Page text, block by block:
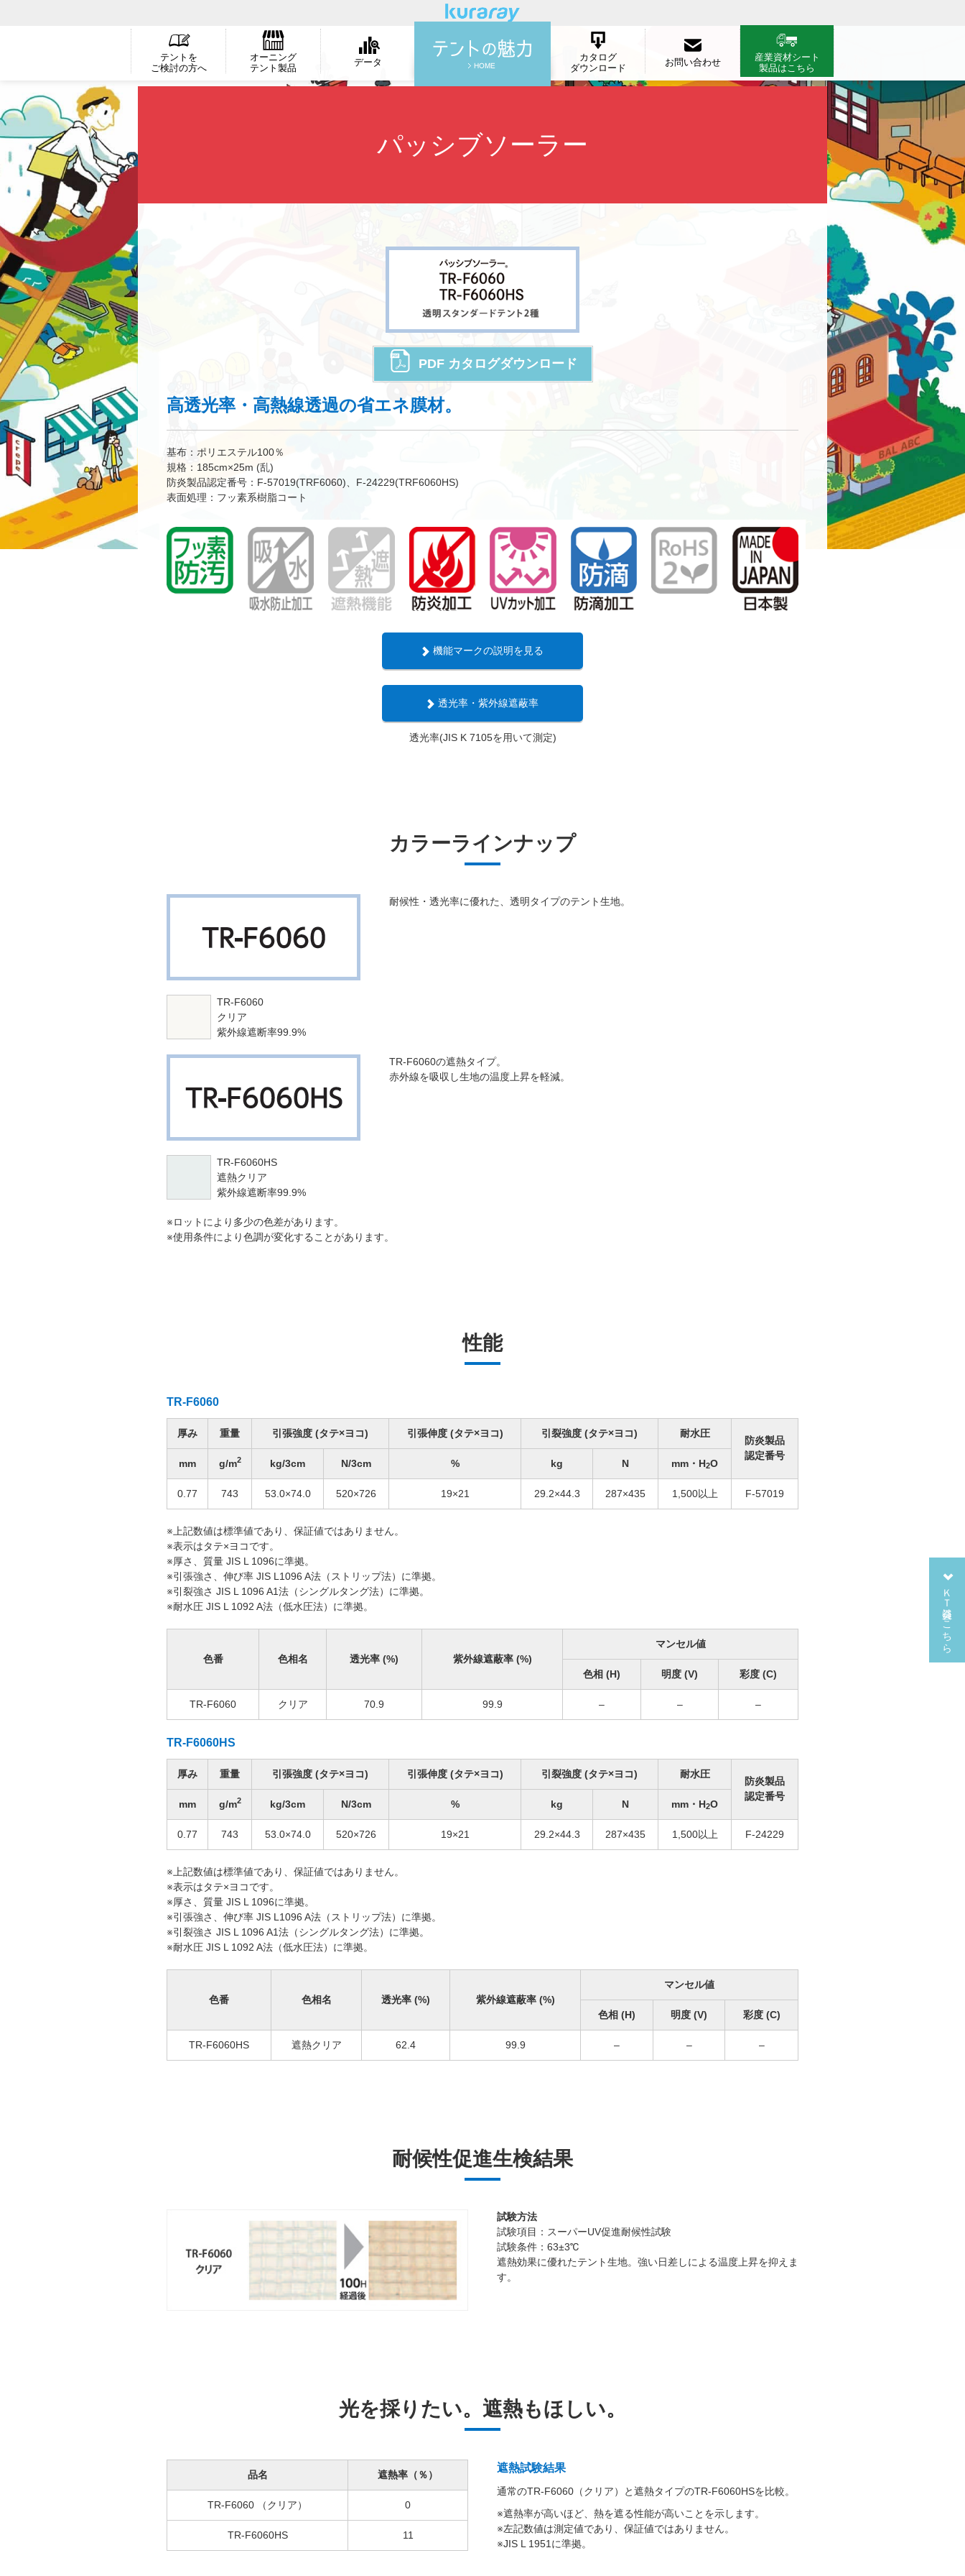
テントを
ご検討の方へ
オーニング
テント製品
データ
カタログ
ダウンロード
お問い合わせ
産業資材シート
製品はこちら
ＫＴ
会員はこちら
パッシブソーラー
PDF カタログダウンロード
高透光率・高熱線透過の省エネ膜材。
基布：ポリエステル100％
規格：185cm×25m (乱)
防炎製品認定番号：F-57019(TRF6060)、F-24229(TRF6060HS)
表面処理：フッ素系樹脂コート
機能マークの説明を見る
透光率・紫外線遮蔽率
透光率(JIS K 7105を用いて測定)
カラーラインナップ
耐候性・透光率に優れた、透明タイプのテント生地。
TR-F6060
クリア
紫外線遮断率99.9%
TR-F6060の遮熱タイプ。
赤外線を吸収し生地の温度上昇を軽減。
TR-F6060HS
遮熱クリア
紫外線遮断率99.9%
※ロットにより多少の色差があります。
※使用条件により色調が変化することがあります。
性能
TR-F6060
厚み 重量 引張強度 (タテ×ヨコ) 引張伸度 (タテ×ヨコ) 引裂強度 (タテ×ヨコ) 耐水圧
防炎製品
認定番号
mm g/m2 kg/3cm N/3cm % kg N mm・H2O
0.77 743 53.0×74.0 520×726 19×21 29.2×44.3 287×435 1,500以上 F-57019
※上記数値は標準値であり、保証値ではありません。
※表示はタテ×ヨコです。
※厚さ、質量 JIS L 1096に準拠。
※引張強さ、伸び率 JIS L1096 A法（ストリップ法）に準拠。
※引裂強さ JIS L 1096 A1法（シングルタング法）に準拠。
※耐水圧 JIS L 1092 A法（低水圧法）に準拠。
色番 色相名 透光率 (%) 紫外線遮蔽率 (%)
マンセル値
色相 (H) 明度 (V) 彩度 (C)
TR-F6060 クリア 70.9 99.9 – – –
TR-F6060HS
厚み 重量 引張強度 (タテ×ヨコ) 引張伸度 (タテ×ヨコ) 引裂強度 (タテ×ヨコ) 耐水圧
防炎製品
認定番号
mm g/m2 kg/3cm N/3cm % kg N mm・H2O
0.77 743 53.0×74.0 520×726 19×21 29.2×44.3 287×435 1,500以上 F-24229
※上記数値は標準値であり、保証値ではありません。
※表示はタテ×ヨコです。
※厚さ、質量 JIS L 1096に準拠。
※引張強さ、伸び率 JIS L1096 A法（ストリップ法）に準拠。
※引裂強さ JIS L 1096 A1法（シングルタング法）に準拠。
※耐水圧 JIS L 1092 A法（低水圧法）に準拠。
色番 色相名 透光率 (%) 紫外線遮蔽率 (%)
マンセル値
色相 (H) 明度 (V) 彩度 (C)
TR-F6060HS 遮熱クリア 62.4 99.9 – – –
耐候性促進生検結果
試験方法
試験項目：スーパーUV促進耐候性試験
試験条件：63±3℃
遮熱効果に優れたテント生地。強い日差しによる温度上昇を抑えま
す。
光を採りたい。遮熱もほしい。
品名 遮熱率（％）
TR-F6060 （クリア） 0
TR-F6060HS 11
遮熱試験結果
通常のTR-F6060（クリア）と遮熱タイプのTR-F6060HSを比較。
※遮熱率が高いほど、熱を遮る性能が高いことを示します。
※左記数値は測定値であり、保証値ではありません。
※JIS L 1951に準拠。
ID